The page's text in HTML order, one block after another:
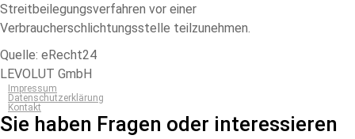
Streitbeilegungsverfahren vor einer
Verbraucherschlichtungsstelle teilzunehmen.
Quelle: eRecht24
LEVOLUT GmbH
Impressum
Datenschutzerklärung
Kontakt
Sie haben Fragen oder interessieren